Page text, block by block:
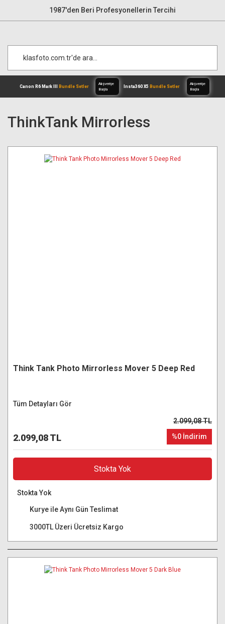
1987'den Beri Profesyonellerin Tercihi
Başla
ThinkTank Mirrorless
Think Tank Photo Mirrorless Mover 5 Deep Red
Tüm Detayları Gör
2.099,08 TL
2.099,08 TL
%0 İndirim
Stokta Yok
Stokta Yok
Kurye ile Aynı Gün Teslimat
3000TL Üzeri Ücretsiz Kargo